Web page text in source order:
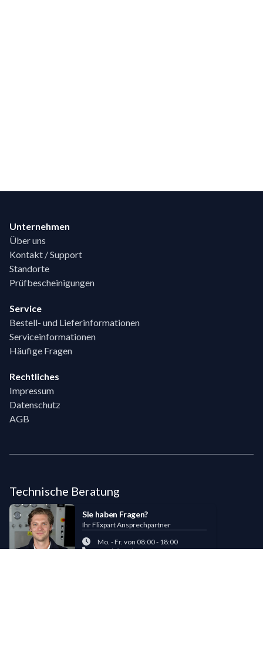
Unternehmen
Über uns
Kontakt / Support
Standorte
Prüfbescheinigungen
Service
Bestell- und Lieferinformationen
Serviceinformationen
Häufige Fragen
Rechtliches
Impressum
Datenschutz
AGB
Technische Beratung
Sie haben Fragen?
Ihr Flixpart Ansprechpartner
Mo. - Fr. von 08:00 - 18:00
+49 (0) 40 / 85 180 180